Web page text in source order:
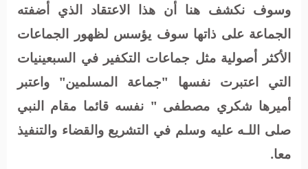
وسوف نكشف هنا أن هذا الاعتقاد الذي أضفته
الجماعة على ذاتها سوف يؤسس لظهور الجماعات
الأكثر أصولية مثل جماعات التكفير في السبعينيات
التي اعتبرت نفسها "جماعة المسلمين" واعتبر
أميرها شكري مصطفى " نفسه قائما مقام النبي
صلى اللـه عليه وسلم في التشريع والقضاء والتنفيذ
معا.